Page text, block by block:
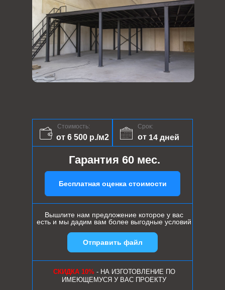
Срок:
от 14 дней
Стоимость:
от 6 500 р./м2
Гарантия 60 мес.
Бесплатная оценка стоимости
Вышлите нам предложение которое у вас
есть и мы дадим вам более выгодные условий
СКИДКА 10%- НА ИЗГОТОВЛЕНИЕ ПО
ИМЕЮЩЕМУСЯ У ВАС ПРОЕКТУ
Отправить файл